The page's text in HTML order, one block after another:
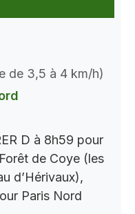
de 3,5 à 4 km/h)
D à 8h59 pour
de Coye (les
d’Hérivaux),
Paris Nord